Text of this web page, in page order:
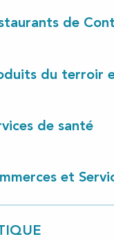
de
du terroir
de santé
et